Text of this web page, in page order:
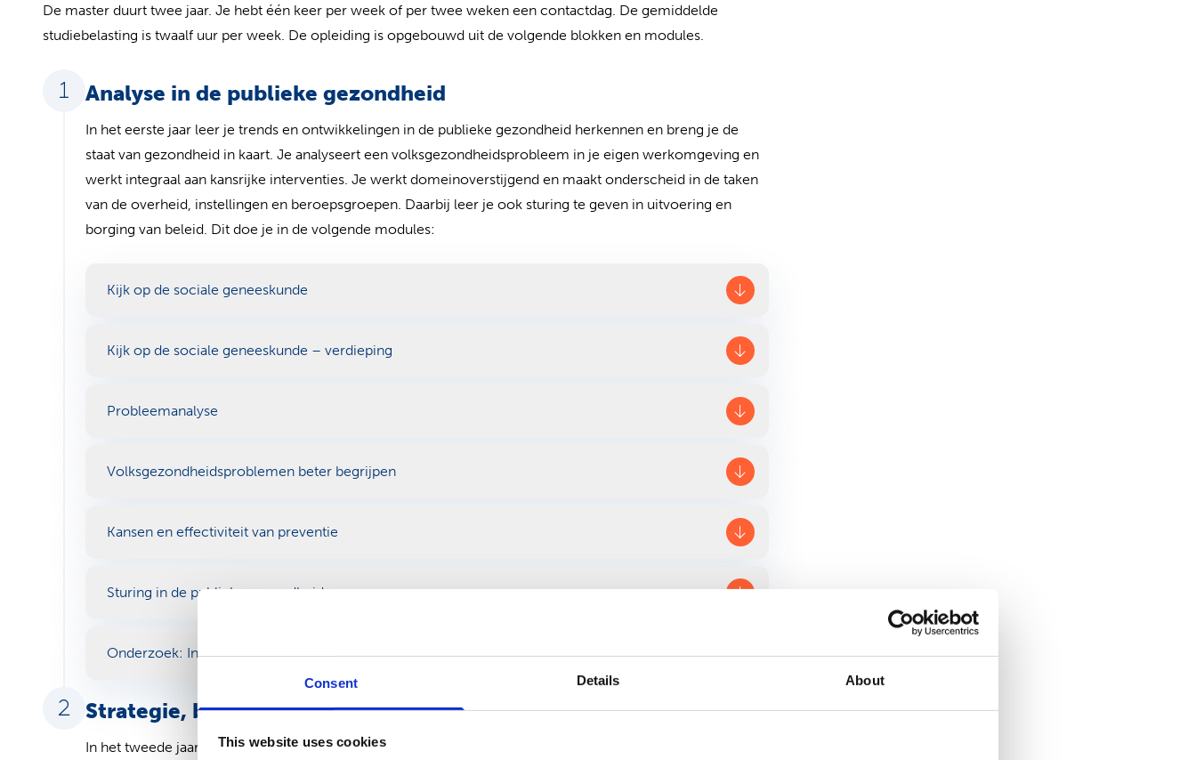
Consent Details About
This website uses cookies
De master duurt twee jaar. Je hebt één keer per week of per twee weken een contactdag. De gemiddelde
studiebelasting is twaalf uur per week. De opleiding is opgebouwd uit de volgende blokken en modules.
Analyse in de publieke gezondheid
In het eerste jaar leer je trends en ontwikkelingen in de publieke gezondheid herkennen en breng je de
staat van gezondheid in kaart. Je analyseert een volksgezondheidsprobleem in je eigen werkomgeving en
werkt integraal aan kansrijke interventies. Je werkt domeinoverstijgend en maakt onderscheid in de taken
van de overheid, instellingen en beroepsgroepen. Daarbij leer je ook sturing te geven in uitvoering en
borging van beleid. Dit doe je in de volgende modules:
Kijk op de sociale geneeskunde
Kijk op de sociale geneeskunde – verdieping
Probleemanalyse
Volksgezondheidsproblemen beter begrijpen
Kansen en effectiviteit van preventie
Sturing in de publieke gezondheid
Onderzoek: Inleiding
Strategie, beleid, en vernieuwing in de publieke gezondheid
In het tweede jaar verdiep je je kennis van beleidsprocessen en politieke besluitvorming. Ook krijg je